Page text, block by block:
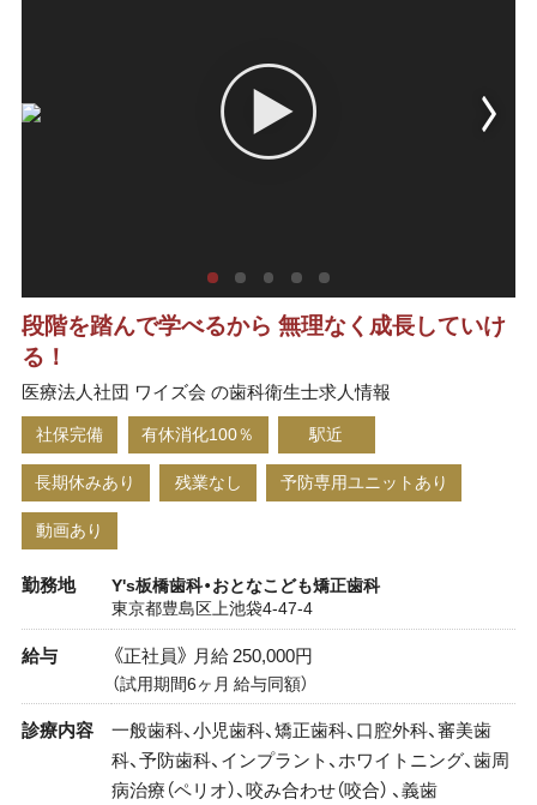
段階を踏んで学べるから 無理なく成長していけ
る！
医療法人社団 ワイズ会 の歯科衛生士求人情報
社保完備 有休消化100％ 駅近
長期休みあり 残業なし 予防専用ユニットあり
動画あり
勤務地 Y's板橋歯科・おとなこども矯正歯科
東京都豊島区上池袋4-47-4
給与 《正社員》 月給 250,000円
（試用期間6ヶ月 給与同額）
診療内容
一般歯科、小児歯科、矯正歯科、口腔外科、審美歯
科、予防歯科、インプラント、ホワイトニング、歯周
病治療（ペリオ）、咬み合わせ（咬合） 、義歯